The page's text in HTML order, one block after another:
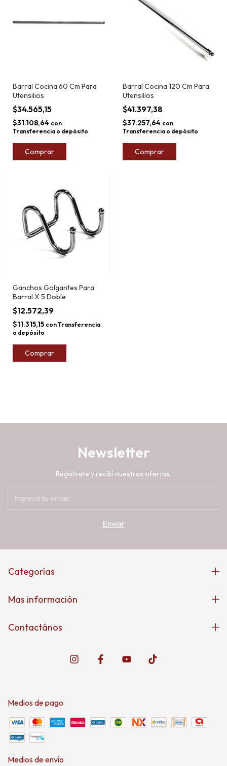
Barral Cocina 60 Cm Para
Utensilios
$34.565,15
$31.108,64 con
Transferencia o depósito
Comprar
Barral Cocina 120 Cm Para
Utensilios
$41.397,38
$37.257,64 con
Transferencia o depósito
Comprar
Ganchos Golgantes Para
Barral X 5 Doble
$12.572,39
$11.315,15 conTransferencia
o depósito
Comprar
Newsletter
Registrate y recibí nuestras ofertas.
Categorías
Mas información
Contactános
Medios de pago
Medios de envío